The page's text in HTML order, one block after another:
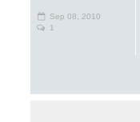
Sep 08, 2010
1